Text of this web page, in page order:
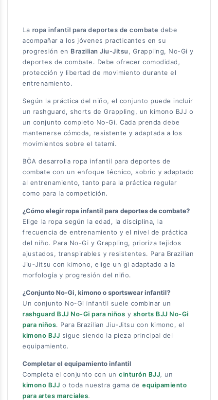
La ropa infantil para deportes de combate debe
acompañar a los jóvenes practicantes en su
progresión en Brazilian Jiu-Jitsu, Grappling, No-Gi y
deportes de combate. Debe ofrecer comodidad,
protección y libertad de movimiento durante el
entrenamiento.
Según la práctica del niño, el conjunto puede incluir
un rashguard, shorts de Grappling, un kimono BJJ o
un conjunto completo No-Gi. Cada prenda debe
mantenerse cómoda, resistente y adaptada a los
movimientos sobre el tatami.
BŌA desarrolla ropa infantil para deportes de
combate con un enfoque técnico, sobrio y adaptado
al entrenamiento, tanto para la práctica regular
como para la competición.
¿Cómo elegir ropa infantil para deportes de combate?
Elige la ropa según la edad, la disciplina, la
frecuencia de entrenamiento y el nivel de práctica
del niño. Para No-Gi y Grappling, prioriza tejidos
ajustados, transpirables y resistentes. Para Brazilian
Jiu-Jitsu con kimono, elige un gi adaptado a la
morfología y progresión del niño.
¿Conjunto No-Gi, kimono o sportswear infantil?
Un conjunto No-Gi infantil suele combinar un
rashguard BJJ No-Gi para niños y shorts BJJ No-Gi
para niños. Para Brazilian Jiu-Jitsu con kimono, el
kimono BJJ sigue siendo la pieza principal del
equipamiento.
Completar el equipamiento infantil
Completa el conjunto con un cinturón BJJ, un
kimono BJJ o toda nuestra gama de equipamiento
para artes marciales.